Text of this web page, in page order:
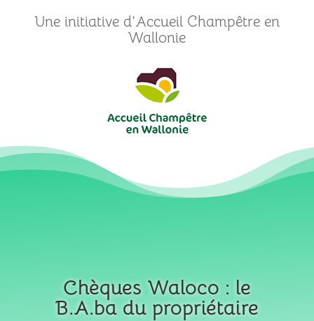
Une initiative d’Accueil Champêtre en
Wallonie
Chèques Waloco : le
B.A.ba du propriétaire